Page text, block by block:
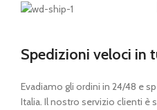
Spedizioni veloci in
Evadiamo gli ordini in 24/48 e
Italia. Il nostro servizio clienti è